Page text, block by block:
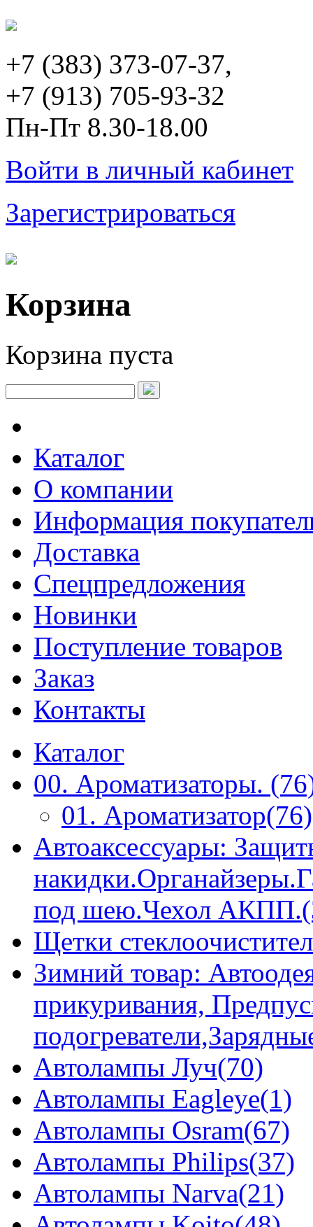
+7 (383) 373-07-37,
+7 (913) 705-93-32
Пн-Пт 8.30-18.00
Войти в личный кабинет
Зарегистрироваться
Корзина
Корзина пуста
Каталог
О компании
Информация
Доставка
Спецпредложения
Новинки
Поступление товаров
Заказ
Контакты
Каталог
00. Ароматизаторы.
01. Ароматизатор(76)
Автоаксессуары:
под шею.Чехол
Щетки
Зимний товар:
прикуривания,
Автолампы Луч(70)
Автолампы Eagleye(1)
Автолампы Osram(67)
Автолампы Philips(37)
Автолампы Narva(21)